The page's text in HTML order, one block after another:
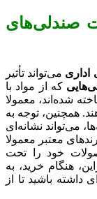
صندلی‌های
اداری می‌تواند تأثیر
که از مواد با
شده‌اند، معمولا
همچنین، توجه به
می‌تواند نشانه‌ای
معتبر معمولا
خود را تحت
هنگام خرید، به
باشید تا از